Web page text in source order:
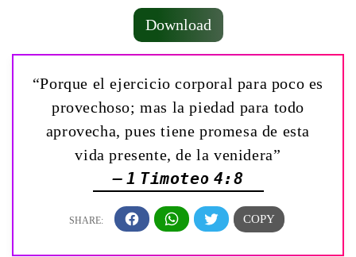
Download
“Porque el ejercicio corporal para poco es
provechoso; mas la piedad para todo
aprovecha, pues tiene promesa de esta
vida presente, de la venidera”
— 1 Timoteo 4:8